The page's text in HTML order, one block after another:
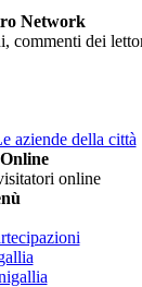
Network
dei
aziende della città
online